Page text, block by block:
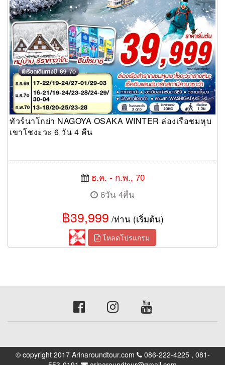
ทัวร์นาโกย่า NAGOYA OSAKA WINTER ล่องเรือชมหุบ
เขาโชงะวะ 6 วัน 4 คืน
ธ.ค. - ก.พ., 70
6วัน 4คืน
฿39,999 /ท่าน (เริ่มต้น)
โหลดโปรแกรม
© copyright 2017 Arinaroundtour.com
086-222-4225 , 081-